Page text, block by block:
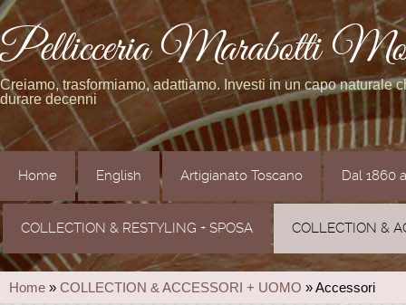
Pellicceria Marabotti
Creiamo, trasformiamo, adattiamo. Investi in un capo naturale
durare decenni
Home English Artigianato Toscano Dal 1860
COLLECTION & RESTYLING + SPOSA COLLECTION &
Home » COLLECTION & ACCESSORI + UOMO » Accessori